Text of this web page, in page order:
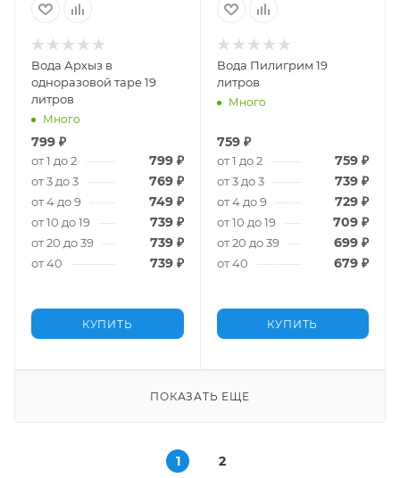
Вода Архыз в
одноразовой таре 19
литров
Много
799 ₽
от 1 до 2 799₽
от 3 до 3 769₽
от 4 до 9 749₽
от 10 до 19 739₽
от 20 до 39 739₽
от 40 739₽
КУПИТЬ
Вода Пилигрим 19
литров
Много
759₽
от 1 до 2 759 ₽
от 3 до 3 739 ₽
от 4 до 9 729 ₽
от 10 до 19 709 ₽
от 20 до 39 699 ₽
от 40 679 ₽
КУПИТЬ
ПОКАЗАТЬ ЕЩЕ
1 2